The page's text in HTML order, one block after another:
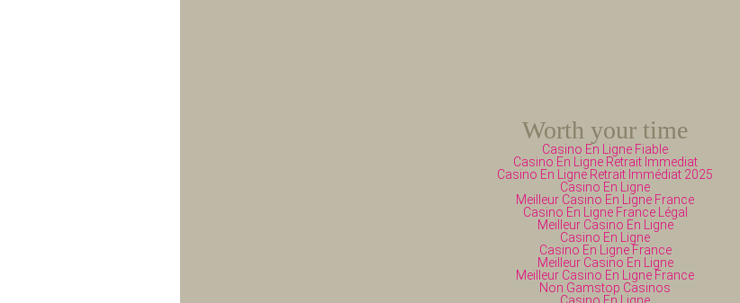
Worth your time
Casino En Ligne Fiable
Casino En Ligne Retrait Immediat
Casino En Ligne Retrait Immédiat 2025
Casino En Ligne
Meilleur Casino En Ligne France
Casino En Ligne France Légal
Meilleur Casino En Ligne
Casino En Ligne
Casino En Ligne France
Meilleur Casino En Ligne
Meilleur Casino En Ligne France
Non Gamstop Casinos
Casino En Ligne